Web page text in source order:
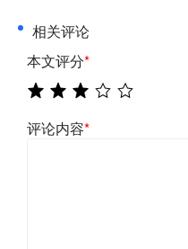
相关评论
本文评分*
评论内容*